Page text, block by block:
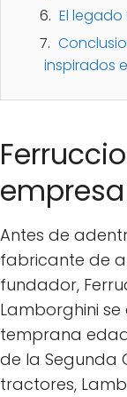
El
inspirados
Antes de
fabricante de
fundador,
Lamborghini
temprana
de la Segunda
tractores,